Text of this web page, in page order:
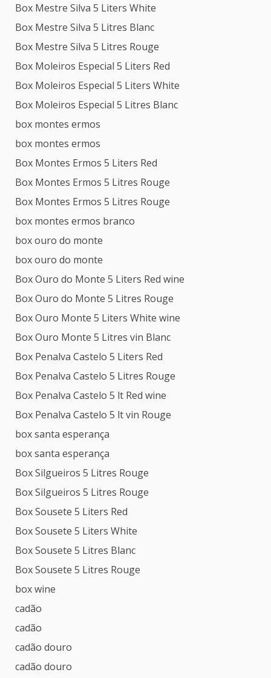
Box Mestre Silva 5 Liters White
Box Mestre Silva 5 Litres Blanc
Box Mestre Silva 5 Litres Rouge
Box Moleiros Especial 5 Liters Red
Box Moleiros Especial 5 Liters White
Box Moleiros Especial 5 Litres Blanc
box montes ermos
box montes ermos
Box Montes Ermos 5 Liters Red
Box Montes Ermos 5 Litres Rouge
Box Montes Ermos 5 Litres Rouge
box montes ermos branco
box ouro do monte
box ouro do monte
Box Ouro do Monte 5 Liters Red wine
Box Ouro do Monte 5 Litres Rouge
Box Ouro Monte 5 Liters White wine
Box Ouro Monte 5 Litres vin Blanc
Box Penalva Castelo 5 Liters Red
Box Penalva Castelo 5 Litres Rouge
Box Penalva Castelo 5 lt Red wine
Box Penalva Castelo 5 lt vin Rouge
box santa esperança
box santa esperança
Box Silgueiros 5 Litres Rouge
Box Silgueiros 5 Litres Rouge
Box Sousete 5 Liters Red
Box Sousete 5 Liters White
Box Sousete 5 Litres Blanc
Box Sousete 5 Litres Rouge
box wine
cadão
cadão
cadão douro
cadão douro